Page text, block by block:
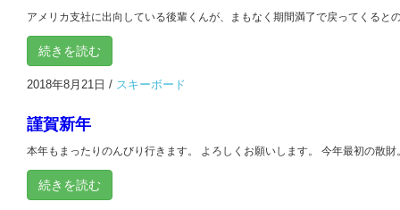
アメリカ支社に出向している後輩くんが、まもなく期間満了で戻ってくると
続きを読む
2018年8月21日 / スキーボード
謹賀新年
本年もまったりのんびり行きます。 よろしくお願いします。 今年最初の散
続きを読む